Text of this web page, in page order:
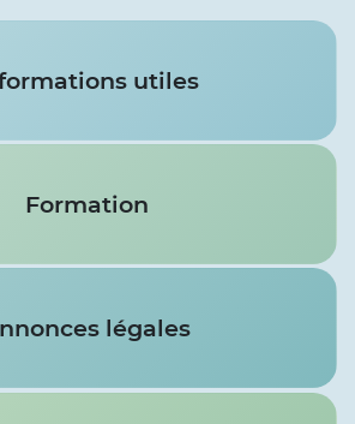
utiles
Formation
légales